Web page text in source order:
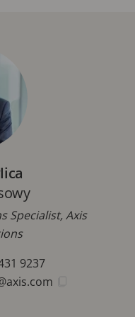
Specialist, Axis
9237